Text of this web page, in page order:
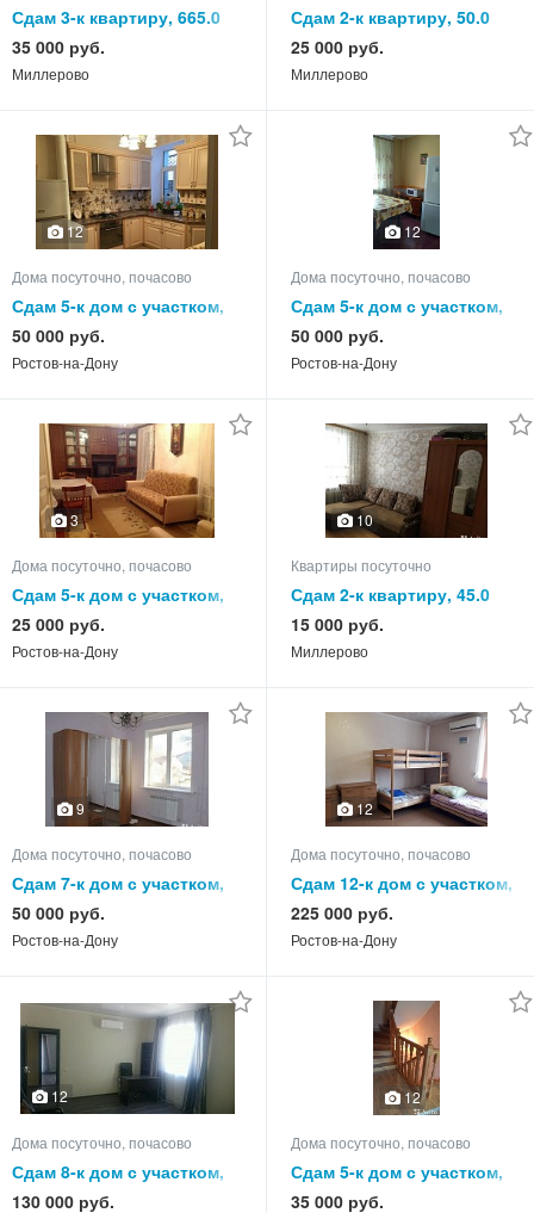
Сдам 3-к квартиру, 665.0
кв.м, этаж 5 из 5
35 000 руб.
Миллерово
Сдам 2-к квартиру, 50.0
кв.м, этаж 5 из 5
25 000 руб.
Миллерово
12
Дома посуточно, почасово
Сдам 5-к дом с участком,
90.0 кв.м, этажей 1
50 000 руб.
Ростов-на-Дону
12
Дома посуточно, почасово
Сдам 5-к дом с участком,
140.0 кв.м, этажей 2
50 000 руб.
Ростов-на-Дону
3
Дома посуточно, почасово
Сдам 5-к дом с участком,
85.0 кв.м, этажей 1
25 000 руб.
Ростов-на-Дону
10
Квартиры посуточно
Сдам 2-к квартиру, 45.0
кв.м, этаж 1 из 5
15 000 руб.
Миллерово
9
Дома посуточно, почасово
Сдам 7-к дом с участком,
250.0 кв.м, этажей 2
50 000 руб.
Ростов-на-Дону
12
Дома посуточно, почасово
Сдам 12-к дом с участком,
300.0 кв.м, этажей 3
225 000 руб.
Ростов-на-Дону
12
Дома посуточно, почасово
Сдам 8-к дом с участком,
260.0 кв.м, этажей 3
130 000 руб.
12
Дома посуточно, почасово
Сдам 5-к дом с участком,
100.0 кв.м, этажей 3
35 000 руб.